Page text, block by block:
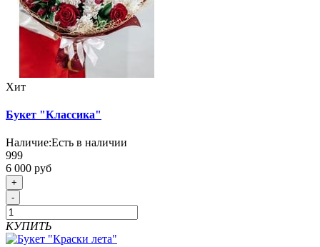
Хит
Букет "Классика"
Наличие:Есть в наличии
999
6 000 руб
+
-
КУПИТЬ